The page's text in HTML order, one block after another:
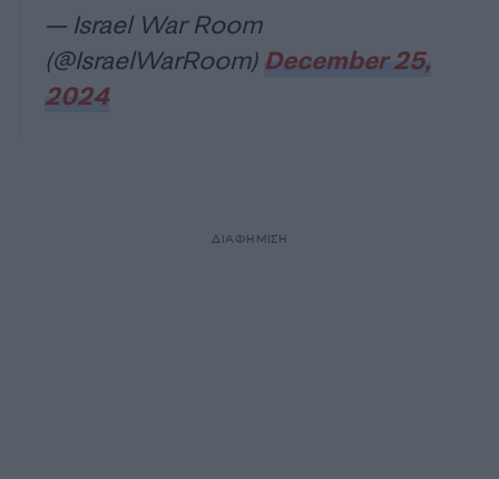
— Israel War Room
(@IsraelWarRoom) December 25,
2024
ΔΙΑΦΗΜΙΣΗ